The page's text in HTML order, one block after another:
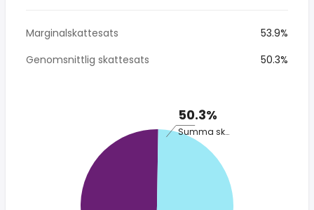
Marginalskattesats
53.9%
Genomsnittlig skattesats
50.3%
50.3%
Summa skatt